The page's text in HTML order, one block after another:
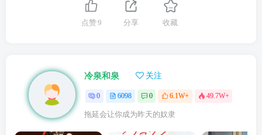
点赞9 分享 收藏
冷泉和泉 关注
0 6098 0 6.1W+ 49.7W+
拖延会让你成为昨天的奴隶